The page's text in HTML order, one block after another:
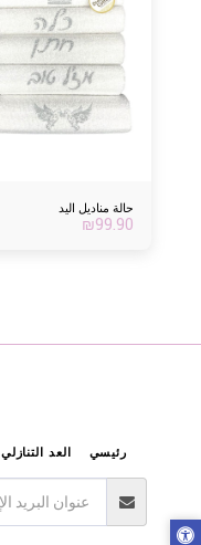
حالة مناديل اليد
₪99.90
رئيسي العد التنازلي